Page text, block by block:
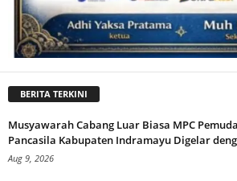
BERITA TERKINI
Musyawarah Cabang Luar Biasa MPC Pemuda
Pancasila Kabupaten Indramayu Digelar
Aug 9, 2026